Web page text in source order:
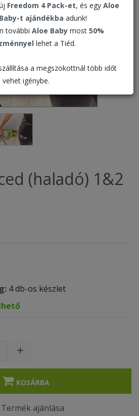
Freedom 4 Pack-et, és egy Aloe
t ajándékba adunk!
további Aloe Baby most 50%
lehet a Tiéd.
a megszokottnál több időt
vehet igénybe.
(haladó) 1&2
4 db-os készlet
KOSÁRBA
Termék ajánlása